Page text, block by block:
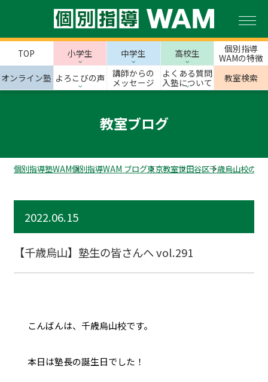
TOP 小学生 中学生 高校生
個別指導
WAMの特徴
オンライン塾 よろこびの声
講師からの
メッセージ
よくある質問
入塾について
教室検索
教室ブログ
個別指導塾WAM個別指導WAM ブログ東京教室世田谷区千歳烏山校のス
2022.06.15
【千歳烏山】塾生の皆さんへ vol.291
こんばんは、千歳烏山校です。
本日は塾長の誕生日でした！